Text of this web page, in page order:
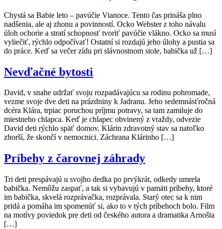
Chystá sa Babie leto – pavúčie Vianoce. Tento čas prináša plno
nadšenia, ale aj zhonu a povinností. Ocko Webster z toho návalu
úloh ochorie a stratí schopnosť tvoriť pavúčie vlákno. Ocko sa musí
vyliečiť, rýchlo odpočívať! Ostatní si rozdajú jeho úlohy a pustia sa
do práce. Keď sa večer zídu pri slávnostnom stole, babička už […]
Nevďačné bytosti
David, v snahe udržať svoju rozpadávajúcu sa rodinu pohromade,
vezme svoje dve deti na prázdniny k Jadranu. Jeho sedemnásťročná
dcéra Klára, trpiac poruchou príjmu potravy, sa tam zamiluje do
miestneho chlapca. Keď je chlapec obvinený z vraždy, odvezie
David deti rýchlo späť domov. Klárin zdravotný stav sa natoľko
zhorší, že skončí v nemocnici. Záchrana Klárinho […]
Príbehy z čarovnej záhrady
Tri deti prespávajú u svojho dedka po prvýkrát, odkedy umrela
babička. Nemôžu zaspať, a tak si vybavujú v pamäti príbehy, ktoré
im babička, skvelá rozprávačka, rozprávala. Starý otec sa k nim
pridá a pomáha im spomenúť si, ako to v tých príbehoch bolo. Film
na motívy poviedok pre deti od českého autora a dramatika Arnošta
[…]